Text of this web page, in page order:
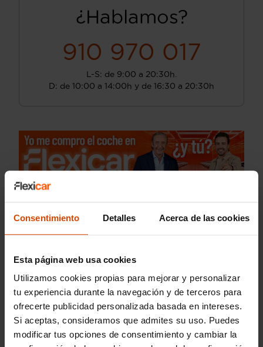
Consentimiento Detalles Acerca de las cookies
Esta página web usa cookies
Utilizamos cookies propias para mejorar y personalizar
tu experiencia durante la navegación y de terceros para
ofrecerte publicidad personalizada basada en intereses.
Si aceptas, consideramos que admites su uso. Puedes
modificar tus opciones de consentimiento y cambiar la
¿Hablamos?
910 970 017
L-S: de 9:00 a 20:30h.
D: de 10:00 a 14:00h y de 16:30 a 20:30h